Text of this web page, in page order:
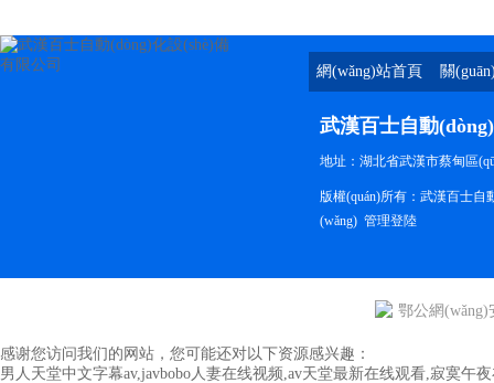
網(wǎng)站首頁 關
武漢百士自動
地址：湖北省武漢市蔡甸區
版權(quán)所有：武漢百士自
(wǎng) 管理登陸
鄂公網(wǎng)
感谢您访问我们的网站，您可能还对以下资源感兴趣：
男人天堂中文字幕av,javbobo人妻在线视频,av天堂最新在线观看,寂寞